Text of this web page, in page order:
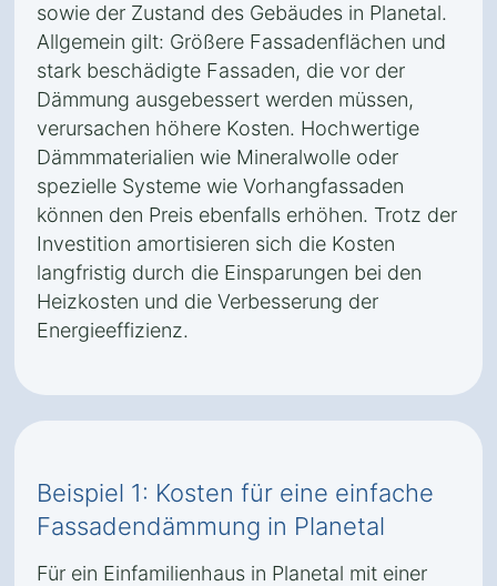
sowie der Zustand des Gebäudes in Planetal.
Allgemein gilt: Größere Fassadenflächen und
stark beschädigte Fassaden, die vor der
Dämmung ausgebessert werden müssen,
verursachen höhere Kosten. Hochwertige
Dämmmaterialien wie Mineralwolle oder
spezielle Systeme wie Vorhangfassaden
können den Preis ebenfalls erhöhen. Trotz der
Investition amortisieren sich die Kosten
langfristig durch die Einsparungen bei den
Heizkosten und die Verbesserung der
Energieeffizienz.
Beispiel 1: Kosten für eine einfache
Fassadendämmung in Planetal
Für ein Einfamilienhaus in Planetal mit einer